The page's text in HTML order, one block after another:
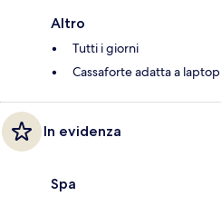
Altro
Tutti i giorni
Cassaforte adatta a laptop
In evidenza
Spa